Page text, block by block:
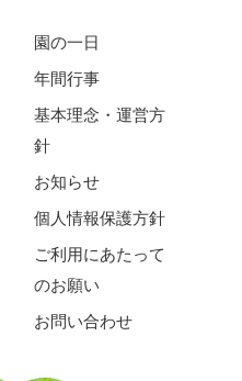
園の一日
年間行事
基本理念・運営方
針
お知らせ
個人情報保護方針
ご利用にあたって
のお願い
お問い合わせ